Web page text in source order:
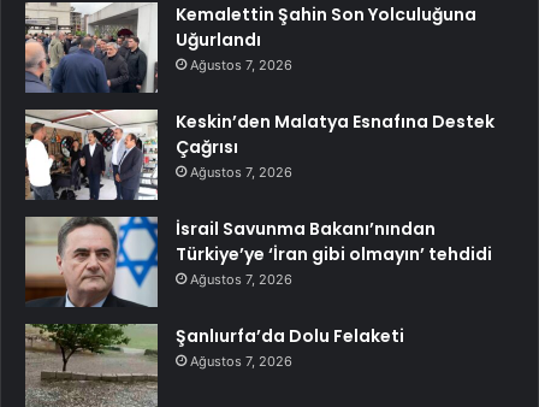
Kemalettin Şahin Son Yolculuğuna
Uğurlandı
Ağustos 7, 2026
Keskin’den Malatya Esnafına Destek
Çağrısı
Ağustos 7, 2026
İsrail Savunma Bakanı’nından
Türkiye’ye ‘İran gibi olmayın’ tehdidi
Ağustos 7, 2026
Şanlıurfa’da Dolu Felaketi
Ağustos 7, 2026